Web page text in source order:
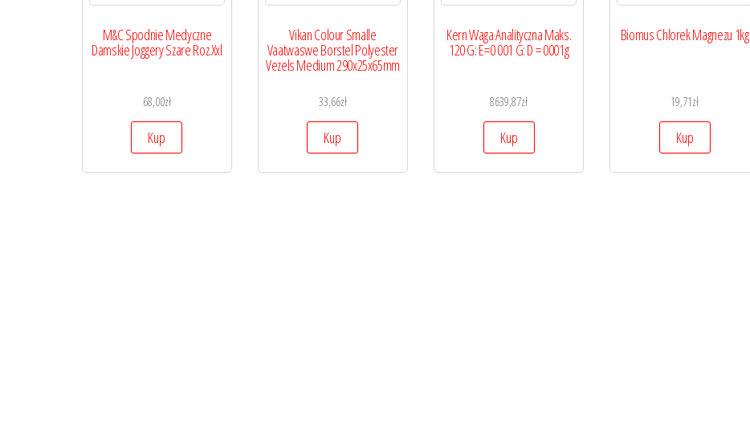
M&C Spodnie Medyczne
Damskie Joggery Szare Roz.Xxl
68,00zł
Kup
Vikan Colour Smalle
Vaatwaswe Borstel Polyester
Vezels Medium 290x25x65mm
33,66zł
Kup
Kern Waga Analityczna Maks.
120 G: E=0 001 G: D = 0001g
8639,87zł
Kup
Biomus Chlorek Magnezu 1kg
19,71zł
Kup